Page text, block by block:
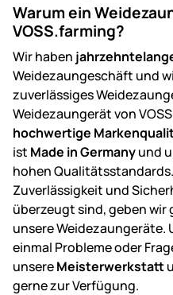
Warum ein
VOSS.farming?
Wir haben
Weidezaungeschäft und
zuverlässiges
Weidezaungerät von
hochwertige
ist Made in Germanyund
hohen
Zuverlässigkeit und
überzeugt sind, geben wir
unsere Weidezaungeräte.
einmal Probleme oder
unsereMeisterwerkstatt
gerne zur Verfügung.